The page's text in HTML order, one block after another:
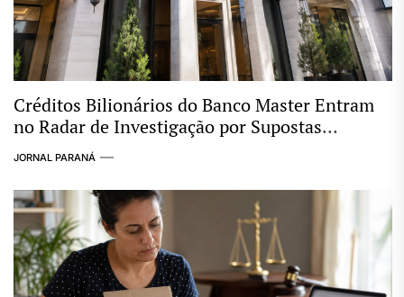
Créditos Bilionários do Banco Master Entram
no Radar de Investigação por Supostas
Ligações com Esquema Criminoso
JORNAL PARANÁ